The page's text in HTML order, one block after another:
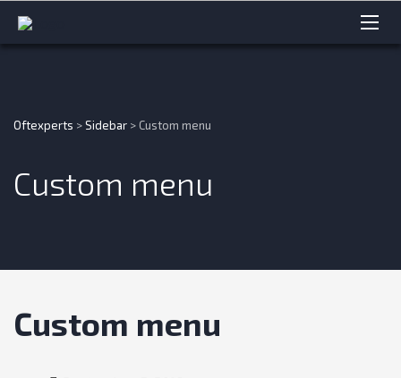
Oftexperts >Sidebar > Custom menu
Custom menu
Custom menu